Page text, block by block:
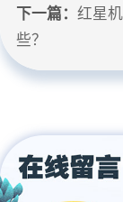
下一篇： 红星
些？